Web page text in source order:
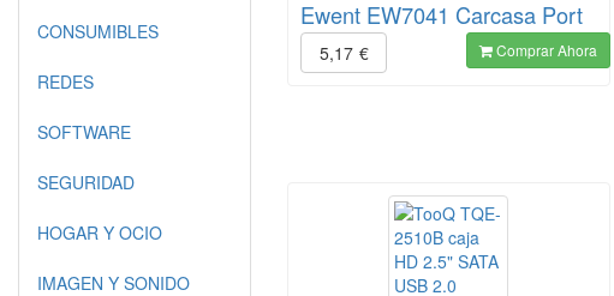
Ewent EW7041 Carcasa Port
5,17 € Comprar Ahora
CONSUMIBLES
REDES
SOFTWARE
SEGURIDAD
HOGAR Y OCIO
IMAGEN Y SONIDO